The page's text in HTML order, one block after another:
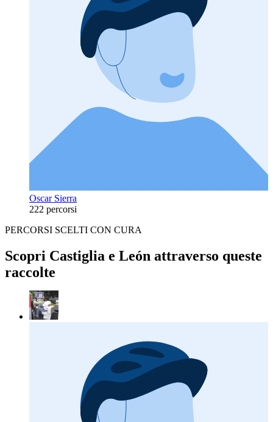
Oscar Sierra
222 percorsi
PERCORSI SCELTI CON CURA
Scopri Castiglia e León attraverso queste
raccolte